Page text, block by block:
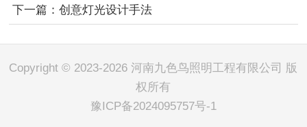
下一篇： 创意灯光设计手法
Copyright © 2023-2026 河南九色鸟照明工程有限公司 版
权所有
豫ICP备2024095757号-1